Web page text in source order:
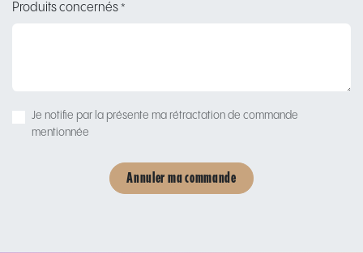
Produits concernés *
Je notifie par la présente ma rétractation de commande
mentionnée
Annuler ma commande